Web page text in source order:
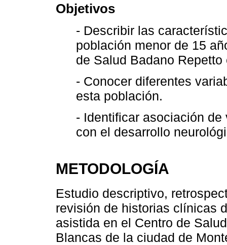
Objetivos
- Describir las
población menor de 15
de Salud Badano
- Conocer diferentes
esta población.
- Identificar asociación
con el desarrollo
METODOLOGÍA
Estudio descriptivo,
revisión de historias clínicas
asistida en el Centro de
Blancas de la ciudad de